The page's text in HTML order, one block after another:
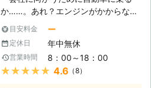
や快適で明るいカーライフを提供いた
ジンが止まった場合、弊社までご連絡
くださいませ。連絡後、弊社スタッフ
がお客様の元へ駆けつけて車のバッテ
リーを充電させていただきます。
か……。あれ？エンジンがかからな
い！」 出勤前に車が動かないと、焦
りますよね。当たり前のように動くと
思っていたので、今から電車で会社に
行こうにも、遅刻してしまうかもしれ
ません。「どうせ遅刻するなら、車が
目安料金 ー
定休日 年中無休
営業時間 8：00～18：00
★★★★★ 4.6 （8）